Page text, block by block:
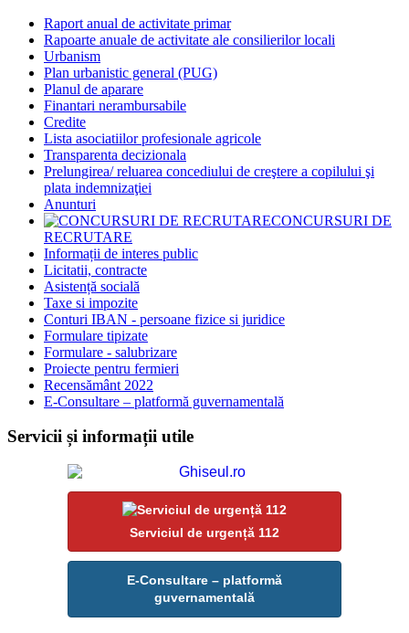
Raport anual de activitate primar
Rapoarte anuale de activitate ale consilierilor locali
Urbanism
Plan urbanistic general (PUG)
Planul de aparare
Finantari nerambursabile
Credite
Lista asociatiilor profesionale agricole
Transparenta decizionala
Prelungirea/ reluarea concediului de creştere a copilului şi
plata indemnizaţiei
Anunturi
CONCURSURI DE
RECRUTARE
Informații de interes public
Licitatii, contracte
Asistență socială
Taxe si impozite
Conturi IBAN - persoane fizice si juridice
Formulare tipizate
Formulare - salubrizare
Proiecte pentru fermieri
Recensământ 2022
E-Consultare – platformă guvernamentală
Servicii și informații utile
Serviciul de urgență 112
E-Consultare – platformă
guvernamentală